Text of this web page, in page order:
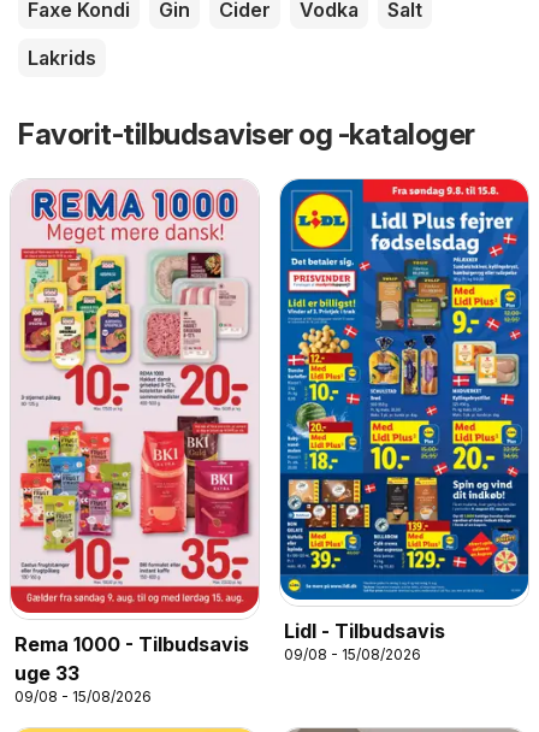
Faxe Kondi
Gin Cider Vodka
Salt
Lakrids
Favorit-tilbudsaviser og -kataloger
Rema 1000 - Tilbudsavis
uge 33
09/08 - 15/08/2026
Lidl - Tilbudsavis
09/08 - 15/08/2026